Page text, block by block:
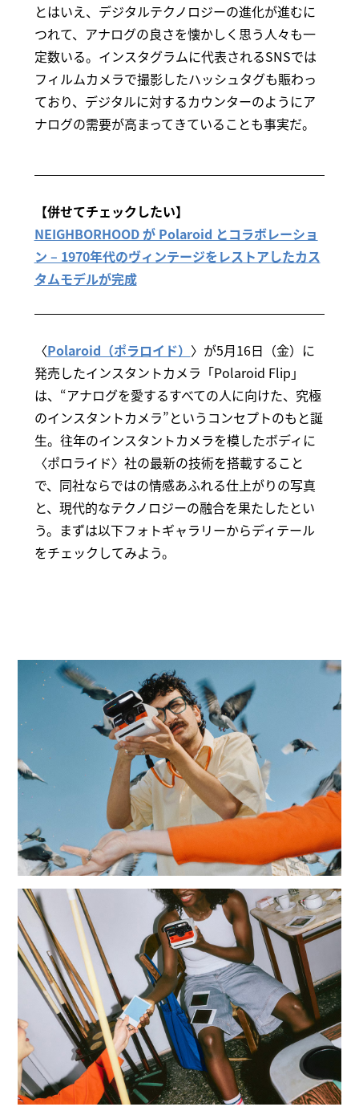
とはいえ、デジタルテクノロジーの進化が進むに
つれて、アナログの良さを懐かしく思う人々も一
定数いる。インスタグラムに代表されるSNSでは
フィルムカメラで撮影したハッシュタグも賑わっ
ており、デジタルに対するカウンターのようにア
ナログの需要が高まってきていることも事実だ。
【併せてチェックしたい】
NEIGHBORHOOD が Polaroid とコラボレーショ
ン – 1970年代のヴィンテージをレストアしたカス
タムモデルが完成
〈Polaroid（ポラロイド） 〉が5月16日（金）に
発売したインスタントカメラ「Polaroid Flip」
は、“アナログを愛するすべての人に向けた、究極
のインスタントカメラ”というコンセプトのもと誕
生。往年のインスタントカメラを模したボディに
〈ポロライド〉社の最新の技術を搭載すること
で、同社ならではの情感あふれる仕上がりの写真
と、現代的なテクノロジーの融合を果たしたとい
う。まずは以下フォトギャラリーからディテール
をチェックしてみよう。